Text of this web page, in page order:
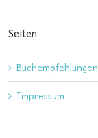
Seiten
Buchempfehlungen
Impressum